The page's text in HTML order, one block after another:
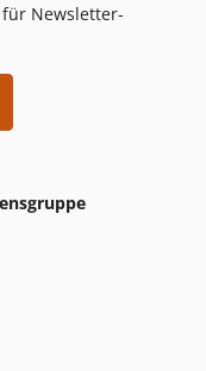
Newsletter-